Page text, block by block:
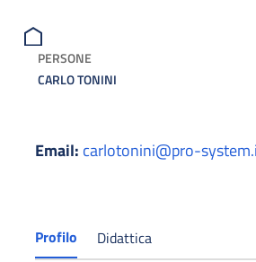
PERSONE
CARLO TONINI
Email: carlotonini@pro-
Profilo Didattica